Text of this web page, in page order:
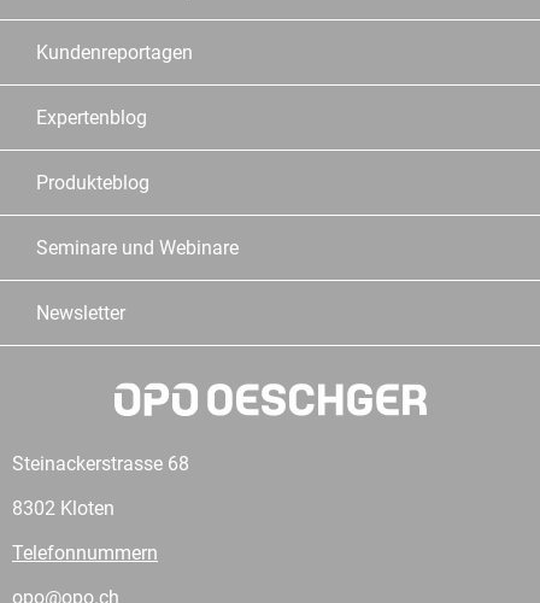
Kundenreportagen
Expertenblog
Produkteblog
Seminare und Webinare
Newsletter
Steinackerstrasse 68
8302 Kloten
Telefonnummern
opo@opo.ch